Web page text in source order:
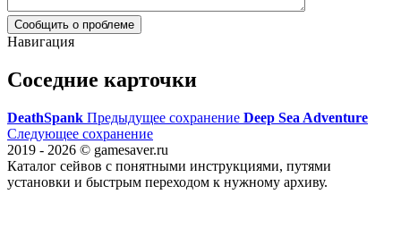
Сообщить о проблеме
Навигация
Соседние карточки
DeathSpank Предыдущее сохранение Deep Sea Adventure
Следующее сохранение
2019 - 2026 © gamesaver.ru
Каталог сейвов с понятными инструкциями, путями
установки и быстрым переходом к нужному архиву.